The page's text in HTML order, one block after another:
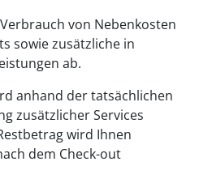
von Nebenkosten
sowie zusätzliche in
ab.
anhand der tatsächlichen
zusätzlicher Services
wird Ihnen
dem Check-out